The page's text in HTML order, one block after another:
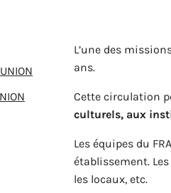
L’une des
ans.
Cette circulation
culturels, aux
Les équipes du
établissement.
les locaux, etc.